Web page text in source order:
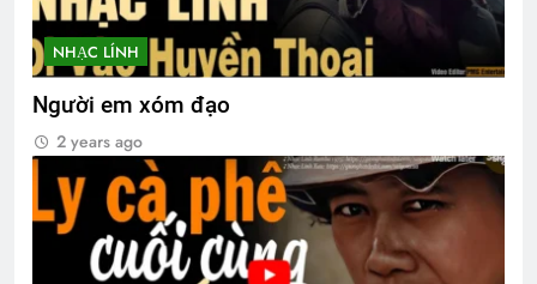
NHẠC LÍNH
Người em xóm đạo
2 years ago